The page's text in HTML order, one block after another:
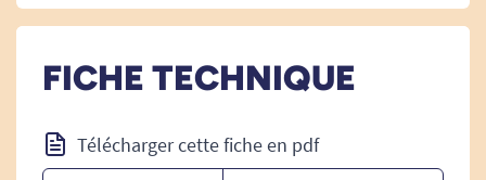
coupe ergonomique et sa technologie
mouvements et garantit une tranquillité d’esprit,
Fidèle à la réputation d’excellence de la marque
FICHE TECHNIQUE
Télécharger cette fiche en pdf